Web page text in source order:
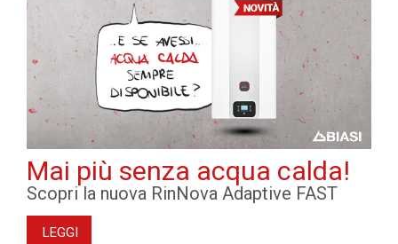
Mai più senza acqua calda!
Scopri la nuova RinNova Adaptive FAST
LEGGI